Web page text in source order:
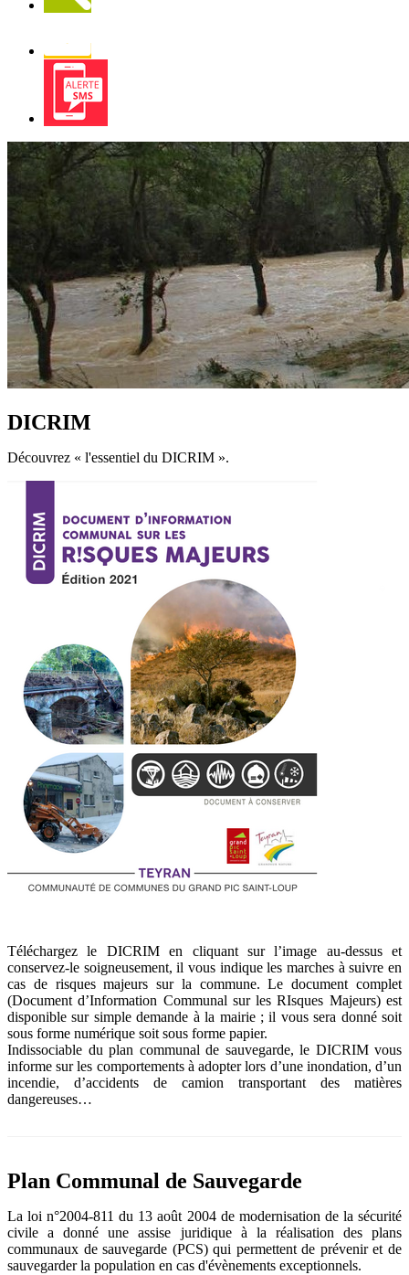
Alerte
SMS
DICRIM
Découvrez « l'essentiel du DICRIM ».
Téléchargez le DICRIM en cliquant sur l’image au-dessus et
conservez-le soigneusement, il vous indique les marches à suivre en
cas de risques majeurs sur la commune. Le document complet
(Document d’Information Communal sur les RIsques Majeurs) est
disponible sur simple demande à la mairie ; il vous sera donné soit
sous forme numérique soit sous forme papier.
Indissociable du plan communal de sauvegarde, le DICRIM vous
informe sur les comportements à adopter lors d’une inondation, d’un
incendie, d’accidents de camion transportant des matières
dangereuses…
Plan Communal de Sauvegarde
La loi n°2004-811 du 13 août 2004 de modernisation de la sécurité
civile a donné une assise juridique à la réalisation des plans
communaux de sauvegarde (PCS) qui permettent de prévenir et de
sauvegarder la population en cas d'évènements exceptionnels.